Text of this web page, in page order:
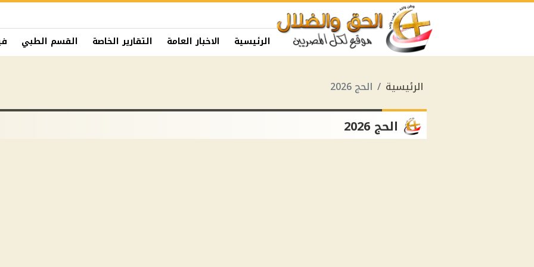
الرئيسية الاخبار العامة التقارير الخاصة القسم الطبي
الرئيسية الحج 2026
الحج 2026